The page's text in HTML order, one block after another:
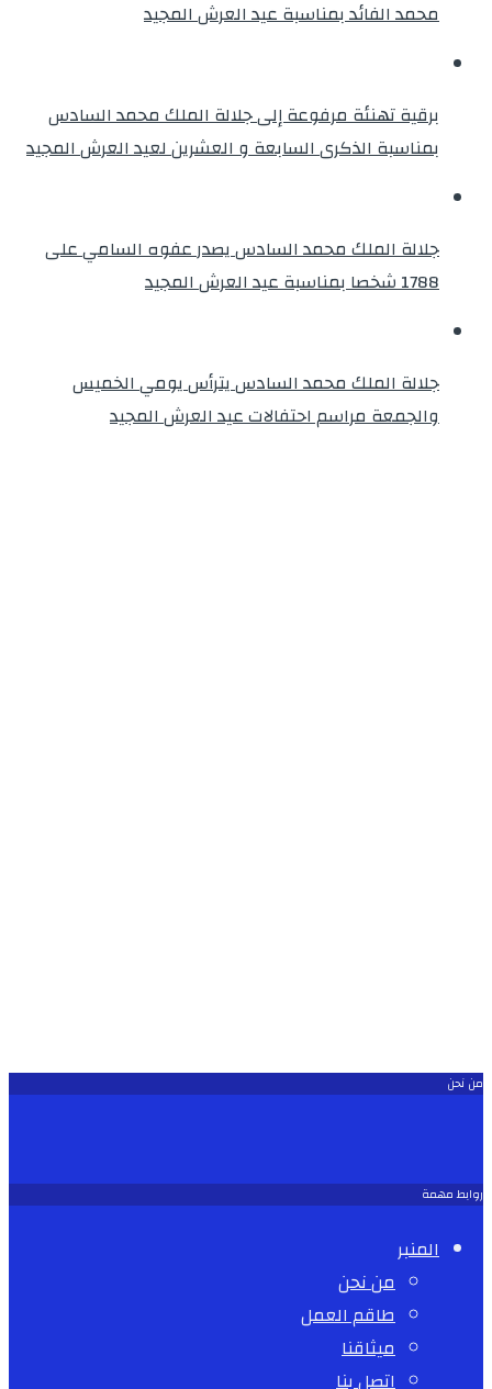
محمد الفائد بمناسبة عيد العرش المجيد
برقية تهنئة مرفوعة إلى جلالة الملك محمد السادس
بمناسبة الذكرى السابعة و العشرين لعيد العرش المجيد
جلالة الملك محمد السادس يصدر عفوه السامي على
1788 شخصا بمناسبة عيد العرش المجيد
جلالة الملك محمد السادس يترأس يومي الخميس
والجمعة مراسم احتفالات عيد العرش المجيد
من نحن
روابط مهمة
المنبر
من نحن
طاقم العمل
ميثاقنا
اتصل بنا